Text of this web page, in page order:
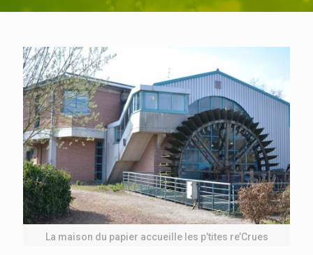
La maison du papier accueille les p’tites re’Crues